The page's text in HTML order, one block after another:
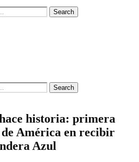
Search
Search
historia: primera
América en recibir
Azul